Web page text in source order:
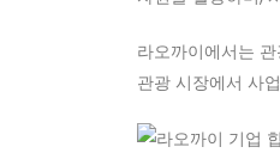
라오까이에서는
관광 시장에서 사